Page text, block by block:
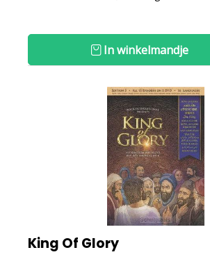
In winkelmandje
King Of Glory